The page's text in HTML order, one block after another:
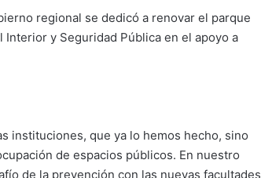
regional se dedicó a renovar el parque
y Seguridad Pública en el apoyo a
instituciones, que ya lo hemos hecho, sino
de espacios públicos. En nuestro
de la prevención con las nuevas facultades